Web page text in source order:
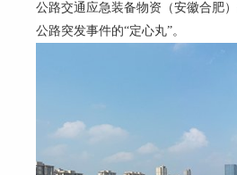
公路交通应急装备物资（安徽合肥
公路突发事件的“定心丸”。